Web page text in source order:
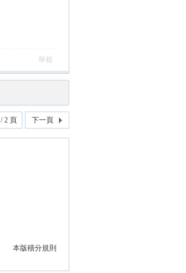
舉報
/ 2 頁 下一頁
本版積分規則